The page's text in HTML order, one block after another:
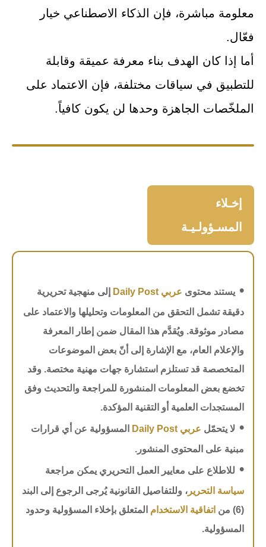
معلومة مباشرة، فإن الذكاء الاصطناعي خيار
فعّال.
أما إذا كان الهدف بناء معرفة عميقة وقابلة
للتطبيق في سياقات مختلفة، فإن الاعتماد على
الملخّصات الجاهزة وحدها لن يكون كافياً.
إخـلاء
المسـؤولـيـة
• يستند محتوى عربي Daily Post
إلى منهجية تحريرية
دقيقة تشمل التحقق من المعلومات وتحليلها والاعتماد على
مصادر موثوقة. ويُقدَّم هذا المقال ضمن إطار المعرفة
والإعلام العام، مع الإشارة إلى أنّ بعض الموضوعات
المتخصصة قد تستلزم استشارة جهات مهنية مختصة. وقد
تخضع بعض المعلومات المنشورة للمراجعة والتحديث وفق
المستجدات العلمية أو التقنية المؤكدة.
• لا يتحمّل عربي Daily Post
المسؤولية عن أي قرارات
مبنية على المحتوى المنشور.
• للاطلاع على معايير العمل التحريري يمكن مراجعة
سياسة التحرير ، وللتفاصيل القانونية يُرجى الرجوع إلى البند
(6) من
اتفاقية الاستخدام المتعلق بإخلاء المسؤولية وحدود
المسؤولية.